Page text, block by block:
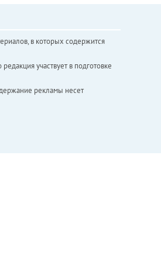
в которых содержится
участвует в подготовке
рекламы несет